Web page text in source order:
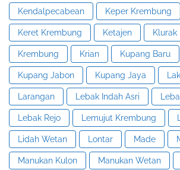
Kendalpecabean Keper Krembung
Keret Krembung Ketajen Klurak
Krembung Krian Kupang Baru
Kupang Jabon Kupang Jaya
Larangan Lebak Indah Asri
Lebak Rejo Lemujut Krembung
Lidah Wetan Lontar Made
Manukan Kulon Manukan Wetan